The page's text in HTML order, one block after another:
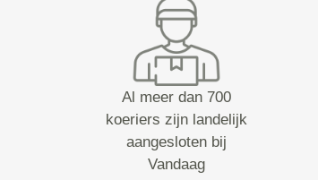
Al meer dan 700
koeriers zijn landelijk
aangesloten bij
Vandaag